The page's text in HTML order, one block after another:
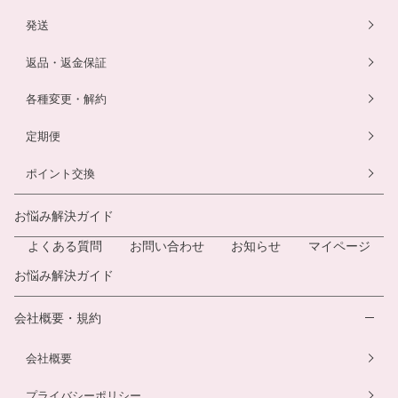
発送
返品・返金保証
各種変更・解約
定期便
ポイント交換
お悩み解決ガイド
よくある質問
お問い合わせ お知らせ
マイページ
お悩み解決ガイド
会社概要・規約
会社概要